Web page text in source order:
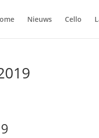
Nieuws Cello